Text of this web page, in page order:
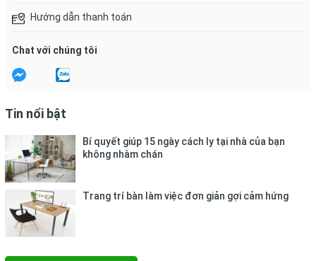
Hướng dẫn thanh toán
Chat với chúng tôi
Tin nổi bật
Bí quyết giúp 15 ngày cách ly tại nhà của bạn
không nhàm chán
Trang trí bàn làm việc đơn giản gợi cảm hứng